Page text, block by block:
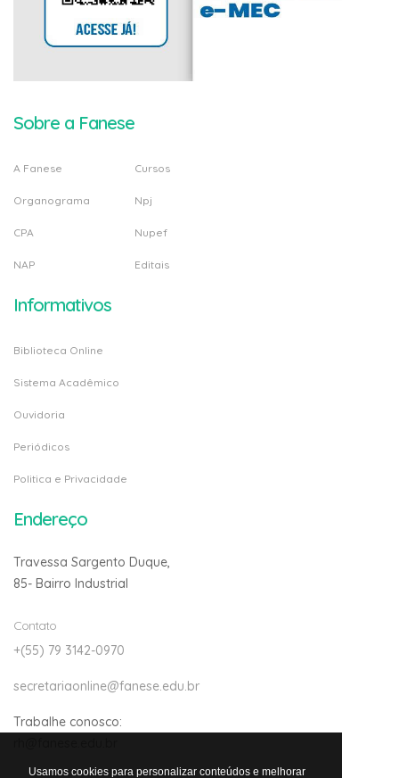
Usamos cookies para personalizar conteúdos e melhorar
Sobre a Fanese
A Fanese
Organograma
CPA
NAP
Cursos
Npj
Nupef
Editais
Informativos
Biblioteca Online
Sistema Acadêmico
Ouvidoria
Periódicos
Politica e Privacidade
Endereço
Travessa Sargento Duque,
85- Bairro Industrial
Contato
+(55) 79 3142-0970
secretariaonline@fanese.edu.br
Trabalhe conosco: